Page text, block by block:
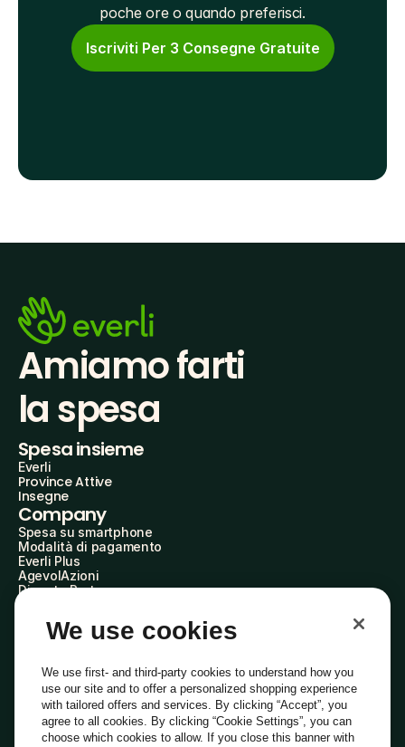
poche ore o quando preferisci.
Iscriviti Per 3 Consegne Gratuite
Amiamo farti
la spesa
Spesa insieme
Everli
Province Attive
Insegne
Company
Spesa su smartphone
Modalità di pagamento
Everli Plus
AgevolAzioni
Diventa Partner
Everli Shoppers
About Us
Everli News
Domande frequenti
Lavora con noi
Diventa Shopper
Investitori
PrivacyCookiePreferenze Cookie
We use cookies
We use first- and third-party cookies to understand how you
use our site and to offer a personalized shopping experience
with tailored offers and services. By clicking “Accept”, you
agree to all cookies. By clicking “Cookie Settings”, you can
choose which cookies to allow. If you close this banner with